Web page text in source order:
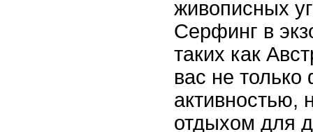
живописных
Серфинг в
таких как
вас не только
активностью,
отдыхом для